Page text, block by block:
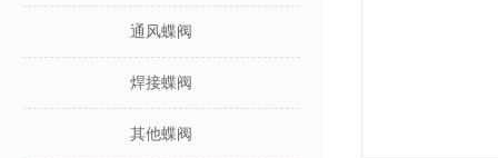
通风蝶阀
焊接蝶阀
其他蝶阀